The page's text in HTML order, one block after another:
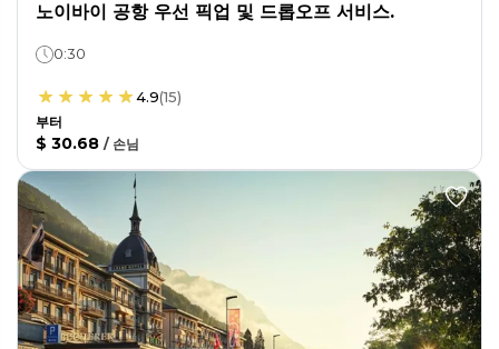
노이바이 공항 우선 픽업 및 드롭오프 서비스.
0:30
4.9(15)
부터
$ 30.68 / 손님